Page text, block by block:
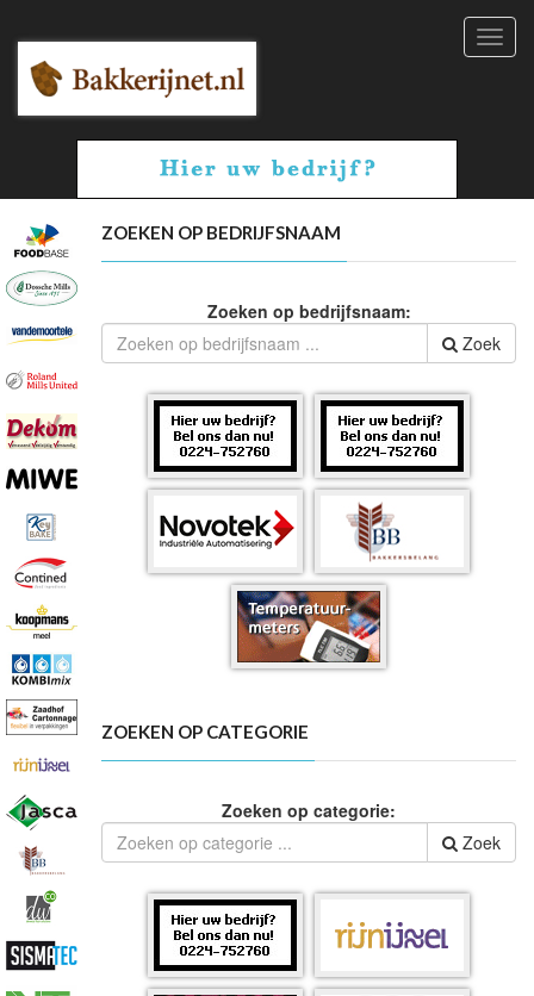
ZOEKEN OP BEDRIJFSNAAM
Zoeken op bedrijfsnaam:
Zoek
ZOEKEN OP CATEGORIE
Zoeken op categorie:
Zoek